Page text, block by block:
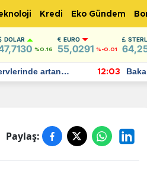
Kredi Eko Gündem
DOLAR
%0.16
EURO
55,0291 %-0.01
artan
ediyor
12:03
için
Paylaş: